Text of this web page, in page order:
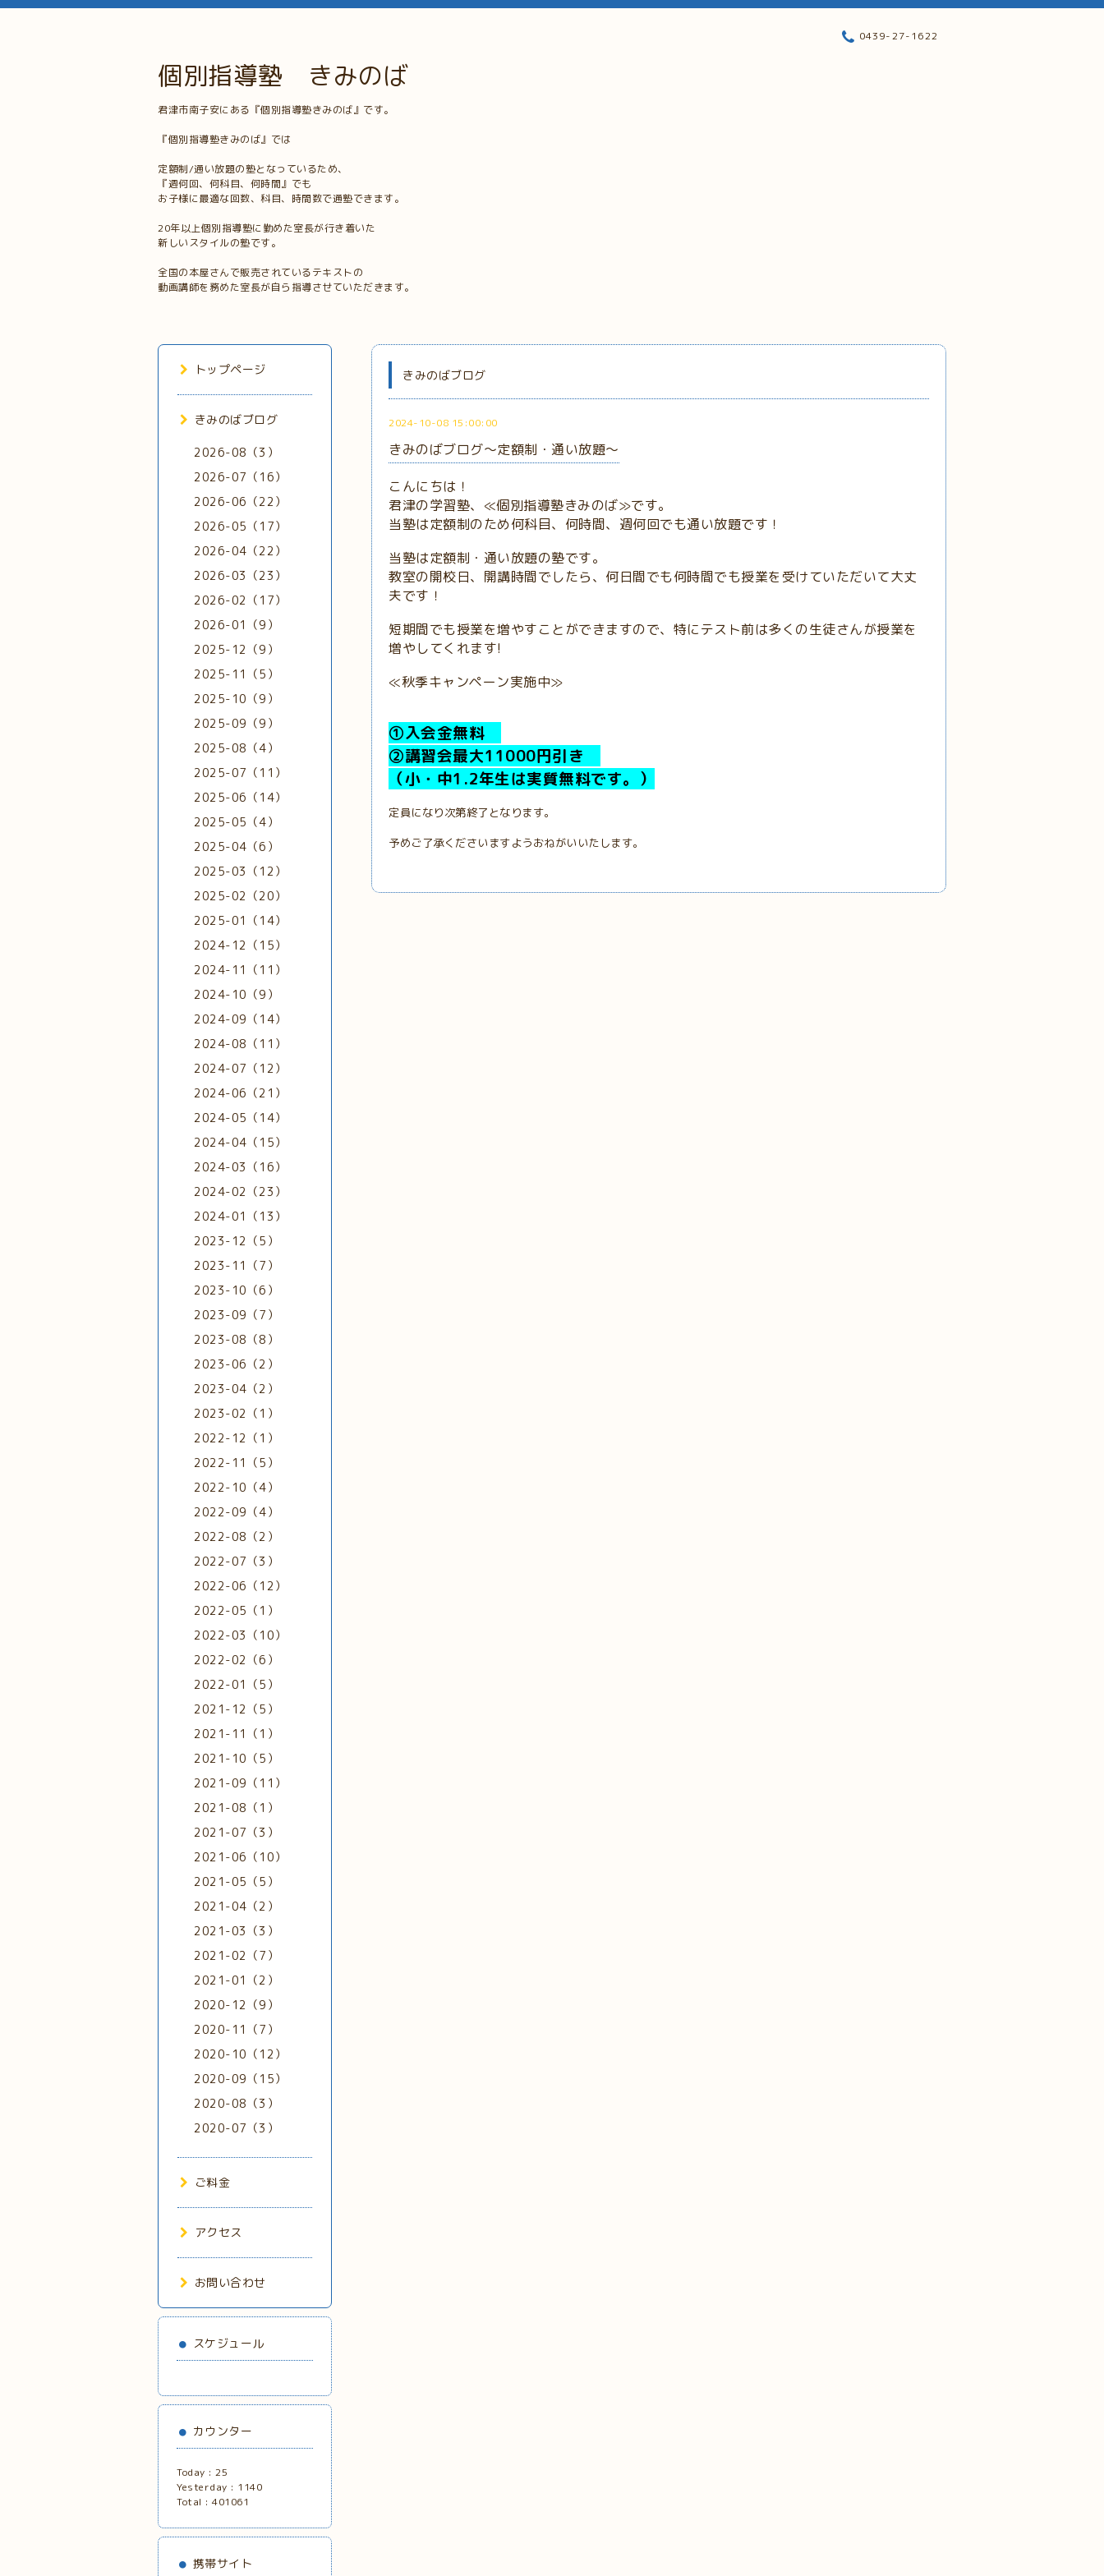
個別指導塾 きみのば
君津市南子安にある『個別指導塾きみのば』です。
『個別指導塾きみのば』では
定額制/通い放題の塾となっているため、
『週何回、何科目、何時間』でも
お子様に最適な回数、科目、時間数で通塾できます。
20年以上個別指導塾に勤めた室長が行き着いた
新しいスタイルの塾です。
全国の本屋さんで販売されているテキストの
動画講師を務めた室長が自ら指導させていただきます。
0439-27-1622
きみのばブログ
2024-10-08 15:00:00
きみのばブログ～定額制・通い放題～
こんにちは！
君津の学習塾、≪個別指導塾きみのば≫です。
当塾は定額制のため何科目、何時間、週何回でも通い放題です！
当塾は定額制・通い放題の塾です。
教室の開校日、開講時間でしたら、何日間でも何時間でも授業を受けていただいて大丈
夫です！
短期間でも授業を増やすことができますので、特にテスト前は多くの生徒さんが授業を
増やしてくれます!
≪秋季キャンペーン実施中≫
①入会金無料
②講習会最大11000円引き
（小・中1.2年生は実質無料です。）
定員になり次第終了となります。
予めご了承くださいますようおねがいいたします。
トップページ
きみのばブログ
2026-08（3）
2026-07（16）
2026-06（22）
2026-05（17）
2026-04（22）
2026-03（23）
2026-02（17）
2026-01（9）
2025-12（9）
2025-11（5）
2025-10（9）
2025-09（9）
2025-08（4）
2025-07（11）
2025-06（14）
2025-05（4）
2025-04（6）
2025-03（12）
2025-02（20）
2025-01（14）
2024-12（15）
2024-11（11）
2024-10（9）
2024-09（14）
2024-08（11）
2024-07（12）
2024-06（21）
2024-05（14）
2024-04（15）
2024-03（16）
2024-02（23）
2024-01（13）
2023-12（5）
2023-11（7）
2023-10（6）
2023-09（7）
2023-08（8）
2023-06（2）
2023-04（2）
2023-02（1）
2022-12（1）
2022-11（5）
2022-10（4）
2022-09（4）
2022-08（2）
2022-07（3）
2022-06（12）
2022-05（1）
2022-03（10）
2022-02（6）
2022-01（5）
2021-12（5）
2021-11（1）
2021-10（5）
2021-09（11）
2021-08（1）
2021-07（3）
2021-06（10）
2021-05（5）
2021-04（2）
2021-03（3）
2021-02（7）
2021-01（2）
2020-12（9）
2020-11（7）
2020-10（12）
2020-09（15）
2020-08（3）
2020-07（3）
ご料金
アクセス
お問い合わせ
スケジュール
カウンター
Today : 25
Yesterday : 1140
Total : 401061
携帯サイト